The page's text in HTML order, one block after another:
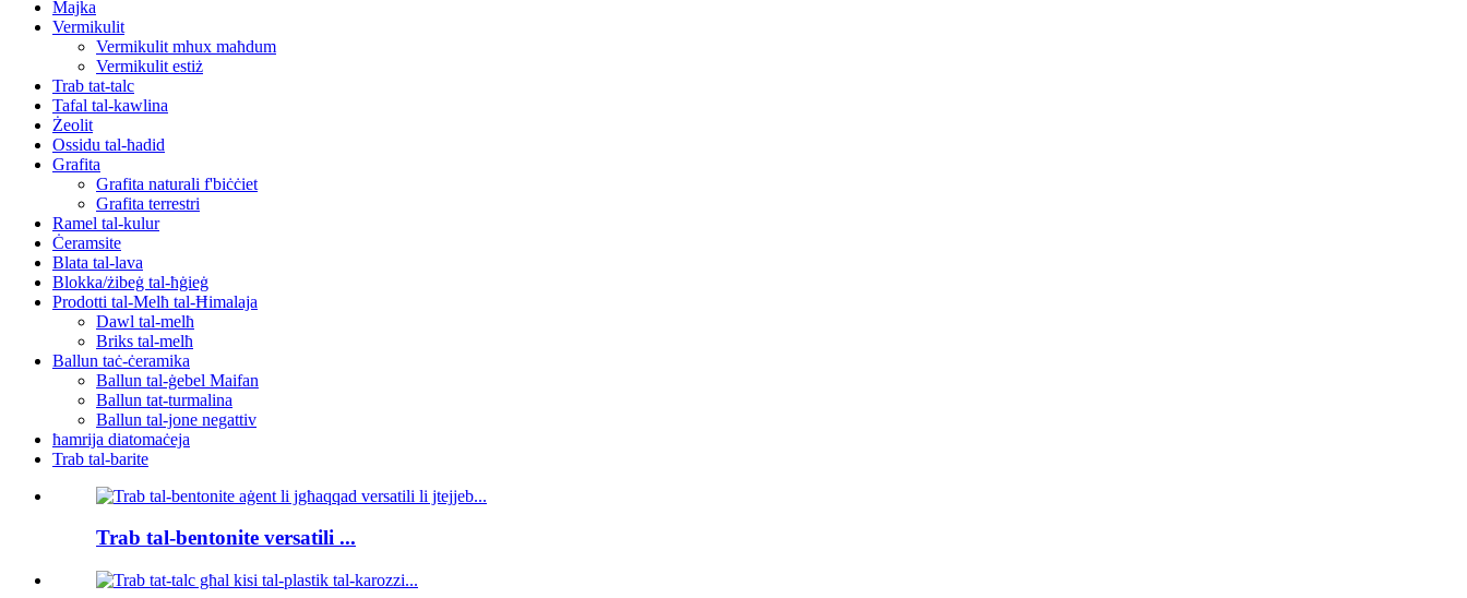
Majka
Vermikulit
Vermikulit mhux maħdum
Vermikulit estiż
Trab tat-talc
Tafal tal-kawlina
Żeolit
Ossidu tal-ħadid
Grafita
Grafita naturali f'biċċiet
Grafita terrestri
Ramel tal-kulur
Ċeramsite
Blata tal-lava
Blokka/żibeġ tal-ħġieġ
Prodotti tal-Melħ tal-Ħimalaja
Dawl tal-melħ
Briks tal-melħ
Ballun taċ-ċeramika
Ballun tal-ġebel Maifan
Ballun tat-turmalina
Ballun tal-jone negattiv
ħamrija diatomaċeja
Trab tal-barite
Trab tal-bentonite versatili ...